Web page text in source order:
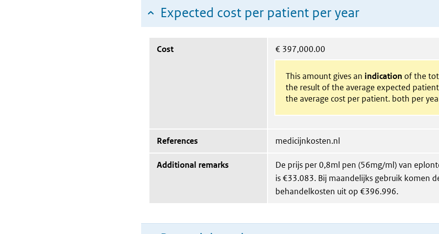
Expected cost per patient per year
Cost € 397,000.00
This amount gives an indication of the
the result of the average expected
the average cost per patient. both per
References medicijnkosten.nl
Additional remarks
De prijs per 0,8ml pen (56mg/ml) van
is €33.083. Bij maandelijks gebruik komen
behandelkosten uit op €396.996.